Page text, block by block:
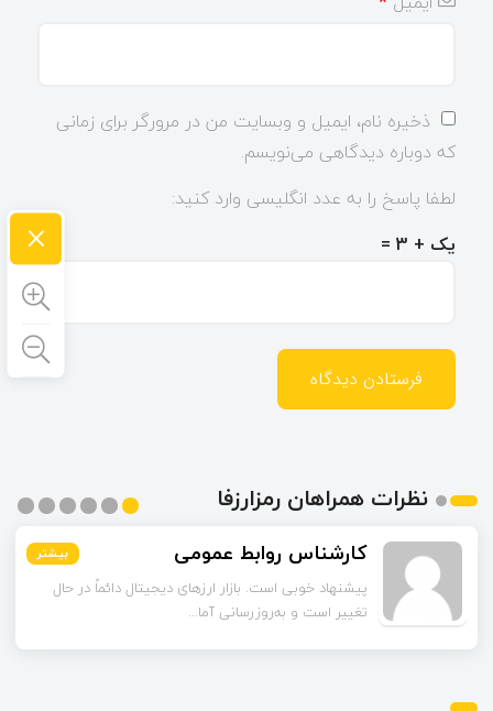
ذخیره نام، ایمیل و وبسایت من در مرورگر برای زمانی
که دوباره دیدگاهی می‌نویسم.
لطفا پاسخ را به عدد انگلیسی وارد کنید:
یک + 3 =
نظرات همراهان رمزارزفا
بیشتر مشکات بیشتر
چند مورد از آمارهای مقاله مربوط به سال‌های گذشته است.
آیا امکان دارد نسخه به‌روز...
بیشتر
بیشتر
بیشتر
بیشتر
×